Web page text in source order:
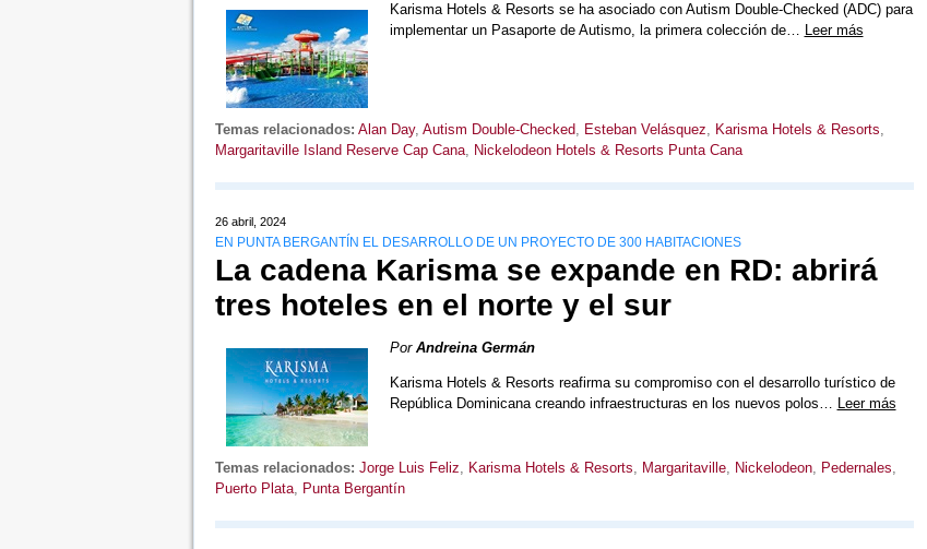
Karisma Hotels & Resorts se ha asociado con Autism Double-Checked (ADC) para
implementar un Pasaporte de Autismo, la primera colección de… Leer más
Temas relacionados: Alan Day, Autism Double-Checked, Esteban Velásquez, Karisma Hotels & Resorts,
Margaritaville Island Reserve Cap Cana, Nickelodeon Hotels & Resorts Punta Cana
26 abril, 2024
EN PUNTA BERGANTÍN EL DESARROLLO DE UN PROYECTO DE 300 HABITACIONES
La cadena Karisma se expande en RD: abrirá
tres hoteles en el norte y el sur
Por Andreina Germán
Karisma Hotels & Resorts reafirma su compromiso con el desarrollo turístico de
República Dominicana creando infraestructuras en los nuevos polos… Leer más
Temas relacionados: Jorge Luis Feliz, Karisma Hotels & Resorts, Margaritaville, Nickelodeon, Pedernales,
Puerto Plata, Punta Bergantín